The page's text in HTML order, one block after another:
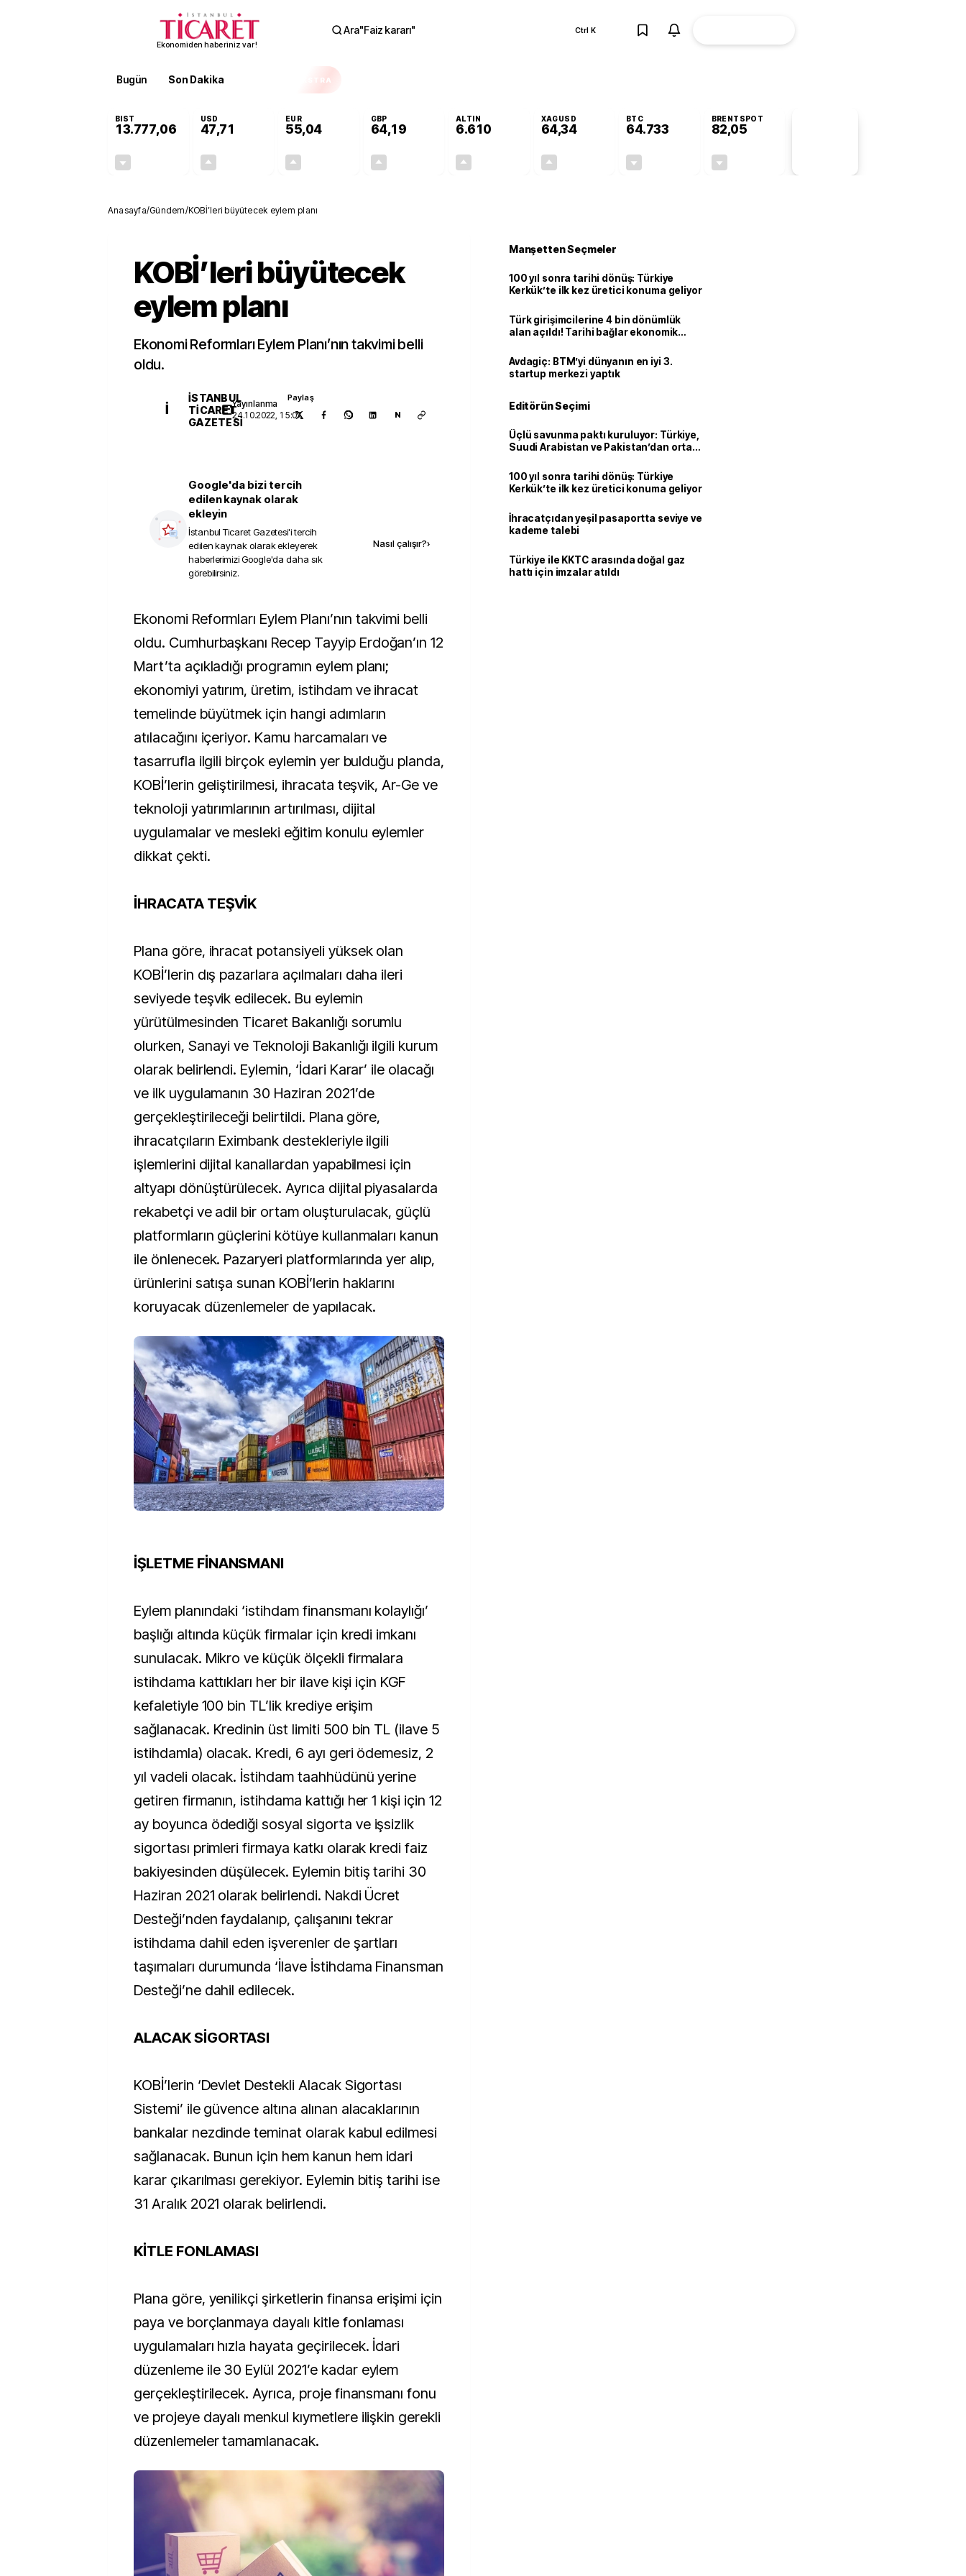
Ekonomiden haberiniz var!
Ara"Faiz kararı" Ctrl K
Bugün Son Dakika EKSTRA
BIST
13.777,06
USD
47,71
EUR
55,04
GBP
64,19
ALTIN
6.610
XAGUSD
64,34
BTC
64.733
BRENTSPOT
82,05
Anasayfa/Gündem/KOBİ’leri büyütecek eylem planı
KOBİ’leri büyütecek
eylem planı
Ekonomi Reformları Eylem Planı’nın takvimi belli
oldu.
İ
İSTANBUL
TICARET
GAZETESI
Yayınlanma
24.10.2022, 15:07
Paylaş
N
Google'da bizi tercih
edilen kaynak olarak
ekleyin
İstanbul Ticaret Gazetesi'i tercih
edilen kaynak olarak ekleyerek
haberlerimizi Google'da daha sık
görebilirsiniz.
Nasıl çalışır?›
Ekonomi Reformları Eylem Planı’nın takvimi belli
oldu. Cumhurbaşkanı Recep Tayyip Erdoğan’ın 12
Mart’ta açıkladığı programın eylem planı;
ekonomiyi yatırım, üretim, istihdam ve ihracat
temelinde büyütmek için hangi adımların
atılacağını içeriyor. Kamu harcamaları ve
tasarrufla ilgili birçok eylemin yer bulduğu planda,
KOBİ’lerin geliştirilmesi, ihracata teşvik, Ar-Ge ve
teknoloji yatırımlarının artırılması, dijital
uygulamalar ve mesleki eğitim konulu eylemler
dikkat çekti.
İHRACATA TEŞVİK
Plana göre, ihracat potansiyeli yüksek olan
KOBİ’lerin dış pazarlara açılmaları daha ileri
seviyede teşvik edilecek. Bu eylemin
yürütülmesinden Ticaret Bakanlığı sorumlu
olurken, Sanayi ve Teknoloji Bakanlığı ilgili kurum
olarak belirlendi. Eylemin, ‘İdari Karar’ ile olacağı
ve ilk uygulamanın 30 Haziran 2021’de
gerçekleştirileceği belirtildi. Plana göre,
ihracatçıların Eximbank destekleriyle ilgili
işlemlerini dijital kanallardan yapabilmesi için
altyapı dönüştürülecek. Ayrıca dijital piyasalarda
rekabetçi ve adil bir ortam oluşturulacak, güçlü
platformların güçlerini kötüye kullanmaları kanun
ile önlenecek. Pazaryeri platformlarında yer alıp,
ürünlerini satışa sunan KOBİ’lerin haklarını
koruyacak düzenlemeler de yapılacak.
İŞLETME FİNANSMANI
Eylem planındaki ‘istihdam finansmanı kolaylığı’
başlığı altında küçük firmalar için kredi imkanı
sunulacak. Mikro ve küçük ölçekli firmalara
istihdama kattıkları her bir ilave kişi için KGF
kefaletiyle 100 bin TL’lik krediye erişim
sağlanacak. Kredinin üst limiti 500 bin TL (ilave 5
istihdamla) olacak. Kredi, 6 ayı geri ödemesiz, 2
yıl vadeli olacak. İstihdam taahhüdünü yerine
getiren firmanın, istihdama kattığı her 1 kişi için 12
ay boyunca ödediği sosyal sigorta ve işsizlik
sigortası primleri firmaya katkı olarak kredi faiz
bakiyesinden düşülecek. Eylemin bitiş tarihi 30
Haziran 2021 olarak belirlendi. Nakdi Ücret
Desteği’nden faydalanıp, çalışanını tekrar
istihdama dahil eden işverenler de şartları
taşımaları durumunda ‘İlave İstihdama Finansman
Desteği’ne dahil edilecek.
ALACAK SİGORTASI
KOBİ’lerin ‘Devlet Destekli Alacak Sigortası
Sistemi’ ile güvence altına alınan alacaklarının
bankalar nezdinde teminat olarak kabul edilmesi
sağlanacak. Bunun için hem kanun hem idari
karar çıkarılması gerekiyor. Eylemin bitiş tarihi ise
31 Aralık 2021 olarak belirlendi.
KİTLE FONLAMASI
Plana göre, yenilikçi şirketlerin finansa erişimi için
paya ve borçlanmaya dayalı kitle fonlaması
uygulamaları hızla hayata geçirilecek. İdari
düzenleme ile 30 Eylül 2021’e kadar eylem
gerçekleştirilecek. Ayrıca, proje finansmanı fonu
ve projeye dayalı menkul kıymetlere ilişkin gerekli
düzenlemeler tamamlanacak.
Manşetten Seçmeler
100 yıl sonra tarihi dönüş: Türkiye
Kerkük’te ilk kez üretici konuma geliyor
Türk girişimcilerine 4 bin dönümlük
alan açıldı! Tarihi bağlar ekonomik
Avdagiç: BTM’yi dünyanın en iyi 3.
startup merkezi yaptık
Editörün Seçimi
Üçlü savunma paktı kuruluyor: Türkiye,
Suudi Arabistan ve Pakistan’dan ortak
100 yıl sonra tarihi dönüş: Türkiye
Kerkük’te ilk kez üretici konuma geliyor
İhracatçıdan yeşil pasaportta seviye ve
kademe talebi
Türkiye ile KKTC arasında doğal gaz
hattı için imzalar atıldı